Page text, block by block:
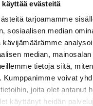
evästeitä
tarjoamamme
sosiaalisen median
kävijämäärämme
median,
tietoja siitä,
Kumppanimme voivat
joita olet antanut
käyttänyt heidän
ottaa